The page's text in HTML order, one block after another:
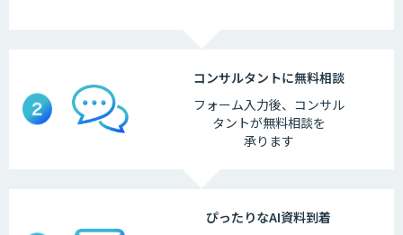
コンサルタントに無料相談
フォーム入力後、 コンサル
タントが無料相談を
承ります
ぴったりなAI資料到着